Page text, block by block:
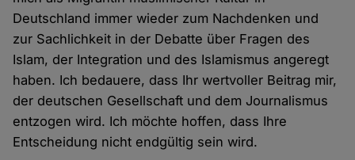
Deutschland immer wieder zum Nachdenken und
zur Sachlichkeit in der Debatte über Fragen des
Islam, der Integration und des Islamismus angeregt
haben. Ich bedauere, dass Ihr wertvoller Beitrag mir,
der deutschen Gesellschaft und dem Journalismus
entzogen wird. Ich möchte hoffen, dass Ihre
Entscheidung nicht endgültig sein wird.